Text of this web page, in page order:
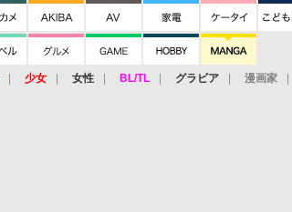
少女 女性 BL/TL グラビア 漫画家